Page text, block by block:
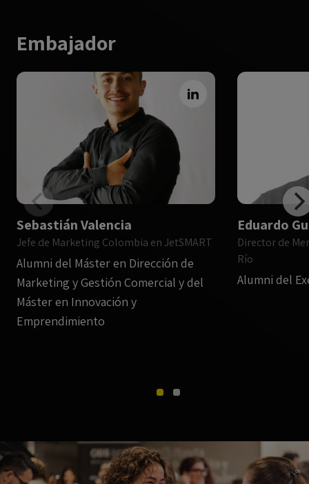
Embajador
Sebastián Valencia
Jefe de Marketing Colombia en JetSMART
Alumni del Máster en Dirección de
Marketing y Gestión Comercial y del
Máster en Innovación y
Emprendimiento
Eduardo
Director de
Río
Alumni del